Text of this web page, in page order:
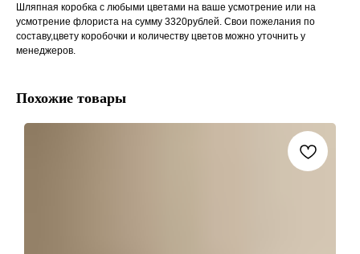
Шляпная коробка с любыми цветами на ваше усмотрение или на
усмотрение флориста на сумму 3320рублей. Свои пожелания по
составу,цвету коробочки и количеству цветов можно уточнить у
менеджеров.
Похожие товары